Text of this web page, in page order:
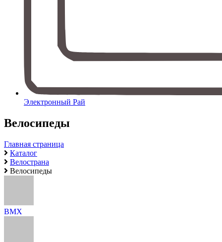
Электронный Рай
Велосипеды
Главная страница
Каталог
Велострана
Велосипеды
BMX